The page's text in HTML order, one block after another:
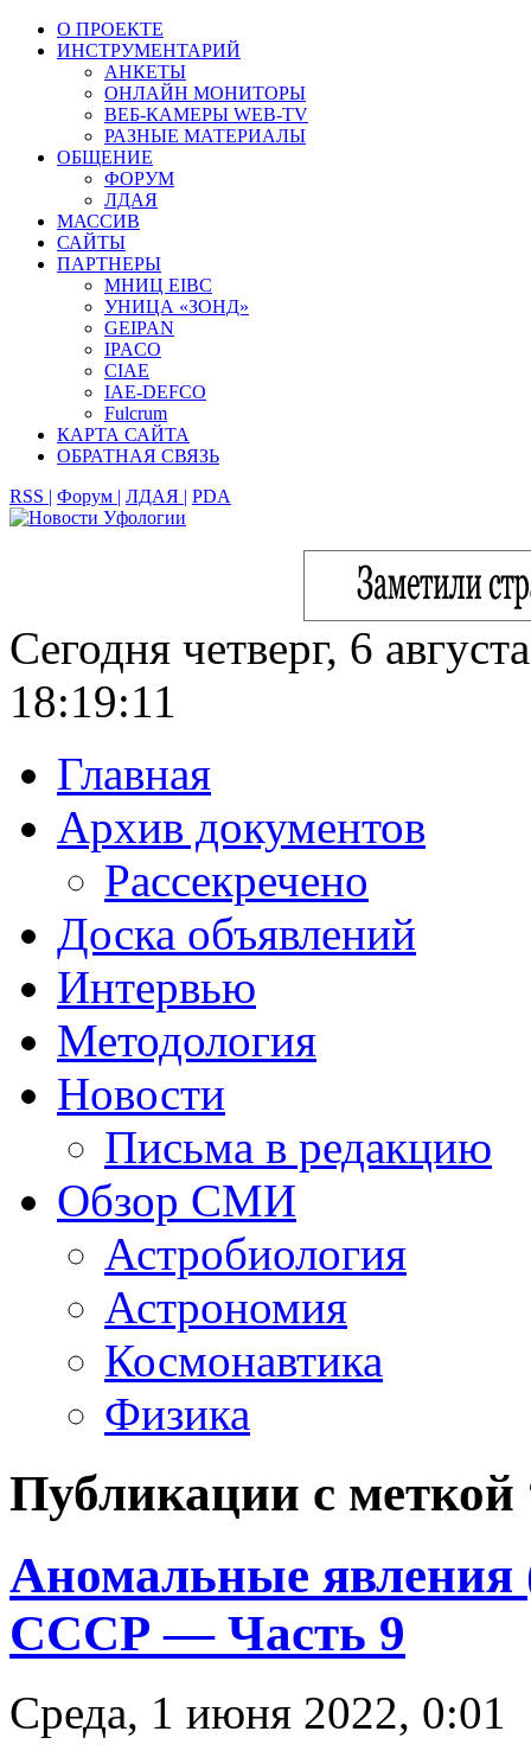
О ПРОЕКТЕ
ИНСТРУМЕНТАРИЙ
АНКЕТЫ
ОНЛАЙН МОНИТОРЫ
ВЕБ-КАМЕРЫ WEB-TV
РАЗНЫЕ МАТЕРИАЛЫ
ОБЩЕНИЕ
ФОРУМ
ЛДАЯ
МАССИВ
САЙТЫ
ПАРТНЕРЫ
МНИЦ EIBC
УНИЦА «ЗОНД»
GEIPAN
IPACO
CIAE
IAE-DEFCO
Fulcrum
КАРТА САЙТА
ОБРАТНАЯ СВЯЗЬ
RSS | Форум | ЛДАЯ | PDA
Сегодня четверг, 6
18:19:12
Главная
Архив документов
Рассекречено
Доска объявлений
Интервью
Методология
Новости
Письма в редакцию
Обзор СМИ
Астробиология
Астрономия
Космонавтика
Физика
Публикации с
Аномальные явления
СССР — Часть 9
Среда, 1 июня 2022, 0:01